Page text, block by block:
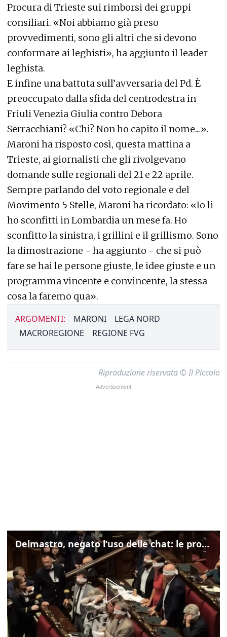
Procura di Trieste sui rimborsi dei gruppi
consiliari. «Noi abbiamo già preso
provvedimenti, sono gli altri che si devono
conformare ai leghisti», ha aggiunto il leader
leghista.
E infine una battuta sull’avversaria del Pd. È
preoccupato dalla sfida del centrodestra in
Friuli Venezia Giulia contro Debora
Serracchiani? «Chi? Non ho capito il nome...».
Maroni ha risposto così, questa mattina a
Trieste, ai giornalisti che gli rivolgevano
domande sulle regionali del 21 e 22 aprile.
Sempre parlando del voto regionale e del
Movimento 5 Stelle, Maroni ha ricordato: «Io li
ho sconfitti in Lombardia un mese fa. Ho
sconfitto la sinistra, i grillini e il grillismo. Sono
la dimostrazione - ha aggiunto - che si può
fare se hai le persone giuste, le idee giuste e un
programma vincente e convincente, la stessa
cosa la faremo qua».
ARGOMENTI: MARONI
LEGA NORD
MACROREGIONE
REGIONE FVG
Riproduzione riservata © Il Piccolo
Delmastro, negato l'uso delle chat: le proteste di Avs e M5s